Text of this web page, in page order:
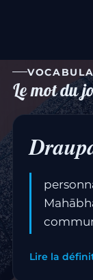
Le mot du
Lire la